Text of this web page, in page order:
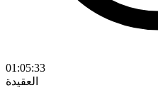
01:05:33
العقيدة